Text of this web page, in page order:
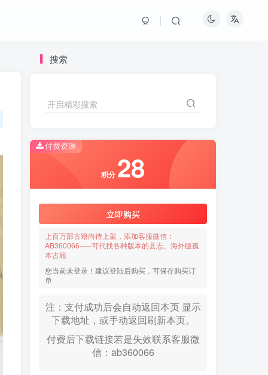
搜索
开启精彩搜索
付费资源
积分 28
立即购买
上百万部古籍尚待上架，添加客服微信：
AB360066-----可代找各种版本的县志、海外版孤
本古籍
您当前未登录！建议登陆后购买，可保存购买订
单
注：支付成功后会自动返回本页 显示
下载地址，或手动返回刷新本页。
付费后下载链接若是失效联系客服微
信：ab360066